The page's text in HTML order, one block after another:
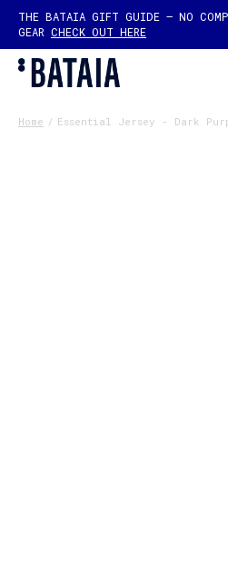
THE BATAIA GIFT GUIDE — NO
GEAR CHECK OUT HERE
Home / Essential Jersey - Dark